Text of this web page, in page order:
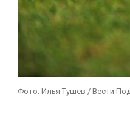
Фото: Илья Тушев / Вести